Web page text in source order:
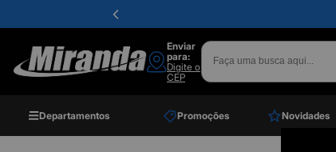
Enviar
para:
Digite o
CEP
Departamentos Promoções Novidades